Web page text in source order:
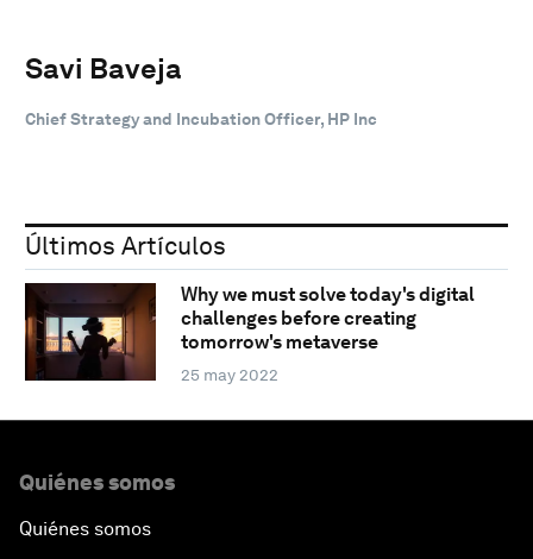
Savi Baveja
Chief Strategy and Incubation Officer, HP Inc
Últimos Artículos
Why we must solve today's digital
challenges before creating
tomorrow's metaverse
25 may 2022
Quiénes somos
Quiénes somos